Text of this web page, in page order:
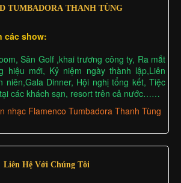
TUMBADORA THANH TÙNG
các show:
Sân Golf ,khai trương công ty, Ra mắt
hiệu mới, Kỷ niệm ngày thành lập,Liên
niên,Gala Dinner, Hội nghị tổng kết, Tiệc
các khách sạn, resort trên cả nước……
Liên Hệ Với Chúng Tôi